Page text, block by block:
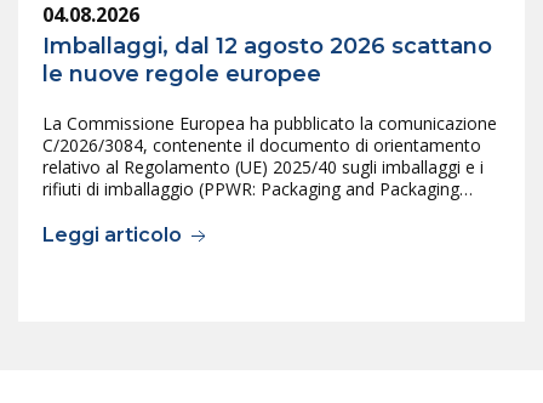
04.08.2026
Imballaggi, dal 12 agosto 2026 scattano
le nuove regole europee
La Commissione Europea ha pubblicato la comunicazione
C/2026/3084, contenente il documento di orientamento
relativo al Regolamento (UE) 2025/40 sugli imballaggi e i
rifiuti di imballaggio (PPWR: Packaging and Packaging…
Leggi articolo